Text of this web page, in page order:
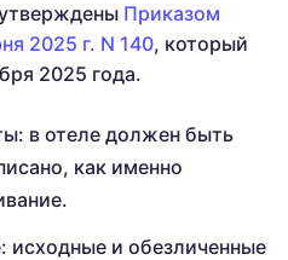
Приказом
2025 г. N 140, который
2025 года.
в отеле должен быть
как именно
исходные и обезличенные